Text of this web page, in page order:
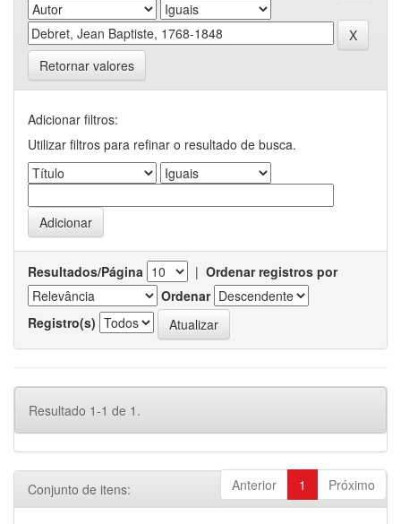
Retornar valores
Adicionar filtros:
Utilizar filtros para refinar o resultado de busca.
Resultados/Página | Ordenar registros por
Ordenar
Registro(s)
Resultado 1-1 de 1.
Anterior 1 Próximo
Conjunto de itens: